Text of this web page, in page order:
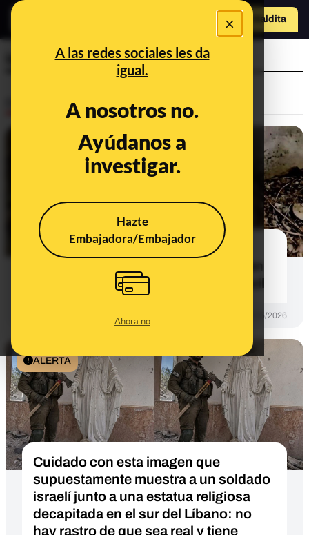
×
A las redes sociales les da
igual.
A nosotros no.
Ayúdanos a
investigar.
Hazte
Embajadora/Embajador
Ahora no
Hazte Maldito
a
israelíes
No, esta foto no es de un niño
cemento" en Gaza: se tomó en Brasil
29/05/2026
ALERTA
Cuidado con esta imagen que
supuestamente muestra a un soldado
israelí junto a una estatua religiosa
decapitada en el sur del Líbano: no
hay rastro de que sea real y tiene